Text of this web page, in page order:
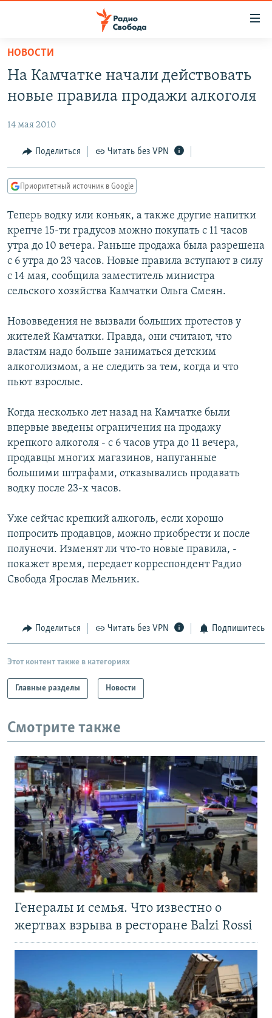
упрощенного
доступа
основному
Вернутся
главной
навигации
Вернутся
поиску
АВТОРСКИЕ ПРОЕКТЫ
ЦИТАТЫ СВОБОДЫ
МНЕНИЯ
IDEL.РЕАЛИИ
КАВКАЗ.РЕАЛИИ
СЕВЕР.РЕАЛИИ
СИБИРЬ.РЕАЛИИ
РАСПИСАНИЕ ВЕЩАНИЯ
СОЦИАЛЬНЫЕ СЕТИ
Все сайты РСЕ/РС
НОВОСТИ
На Камчатке начали действовать
новые правила продажи алкоголя
14 мая 2010
Поделиться Читать без VPN
Приоритетный источник в Google
Теперь водку или коньяк, а также другие напитки
крепче 15-ти градусов можно покупать с 11 часов
утра до 10 вечера. Раньше продажа была разрешена
с 6 утра до 23 часов. Новые правила вступают в силу
с 14 мая, сообщила заместитель министра
сельского хозяйства Камчатки Ольга Смеян.
Нововведения не вызвали больших протестов у
жителей Камчатки. Правда, они считают, что
властям надо больше заниматься детским
алкоголизмом, а не следить за тем, когда и что
пьют взрослые.
Когда несколько лет назад на Камчатке были
впервые введены ограничения на продажу
крепкого алкоголя - с 6 часов утра до 11 вечера,
продавцы многих магазинов, напуганные
большими штрафами, отказывались продавать
водку после 23-х часов.
Уже сейчас крепкий алкоголь, если хорошо
попросить продавцов, можно приобрести и после
полуночи. Изменят ли что-то новые правила, -
покажет время, передает корреспондент Радио
Свобода Ярослав Мельник.
Поделиться Читать без VPN Подпишитесь
Этот контент также в категориях
Главные разделы Новости
Смотрите также
Генералы и семья. Что известно о
жертвах взрыва в ресторане Balzi Rossi